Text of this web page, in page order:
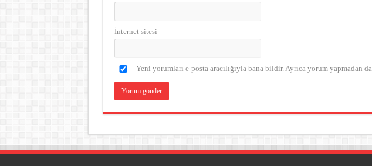
İnternet sitesi
Yeni yorumları e-posta aracılığıyla bana bildir. Ayrıca yorum yapmadan da